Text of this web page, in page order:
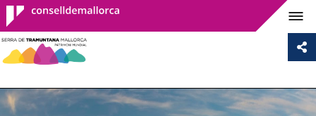
Consell de
Mallorca